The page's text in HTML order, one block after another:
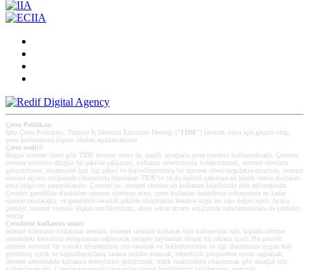
Çerez Politikası
İşbu Çerez Politikası, Türkiye İç Denetim Enstitüsü Derneği (" TİDE ") internet sitesi için geçerli olup,
çerez kullanımına ilişkin ilkeleri açıklamaktadır.
Çerez nedir?
Birçok internet sitesi gibi TİDE internet sitesi de, çeşitli amaçlarla çerez (cookie) kullanmaktadır. Çerezler;
internet sitesinin düzgün bir şekilde çalışması, kullanıcı deneyiminin iyileştirilmesi, internet sitesinin
geliştirilmesi, ziyaretçiler için ilgi çekici ve kişiselleştirilmiş bir internet sitesi/uygulama amacıyla, internet
sitesini ziyaret ettiğinizde cihazınızda depolanan TİDE’ye ya da üçüncü şahıslara ait küçük metin dosyaları
veya bilgi/veri parçacıklarıdır. Çerezler ile, internet sitesine ait kullanım bilgileriniz elde edilmektedir.
Çerezler genellikle alındıkları internet sitesinin adını, çerez kullanım ömürlerini (cihazınızda ne kadar
süreyle tutulacağı), ve genellikle tesadüfî şekilde oluşturulan kendine özgü bir sayı değeri içerir. Ayrıca
çerezler, internet sitesine ilişkin tercihlerinizin, siteyi tekrar ziyaret ettiğinizde hatırlanmasında da yardımcı
olurlar.
Çerezlerin kullanım amacı
Internet sitemizde kullanılan çerezler, internet sitemizi kullanan tüm kullanıcılar için, kişinin internet
sitesindeki kesintisiz dolaşmasını sağlayacak rastgele sayılardan oluşan bir rakamı içerir. Bu çerezler
internet sitemizi bir sonraki ziyaretinizde sizi tanımak ve beklentilerinize ve ilgi alanlarınıza uygun hale
getirilmiş içerik ve kişiselleştirilmiş tarama imkânı sunmak, teknolojik gelişmelere uyum sağlamak,
internet sitemizdeki kullanıcı deneyimini geliştirmek, trafik istatistikleri oluşturmak gibi amaçlar için